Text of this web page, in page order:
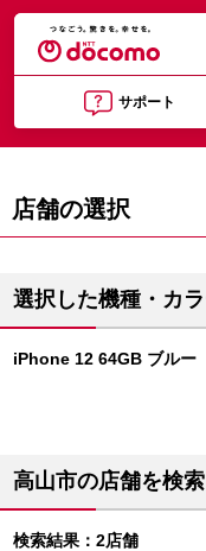
サポート
店舗の選択
選択した機種・カ
iPhone 12 64GB ブルー
高山市の店舗を検
検索結果：2店舗